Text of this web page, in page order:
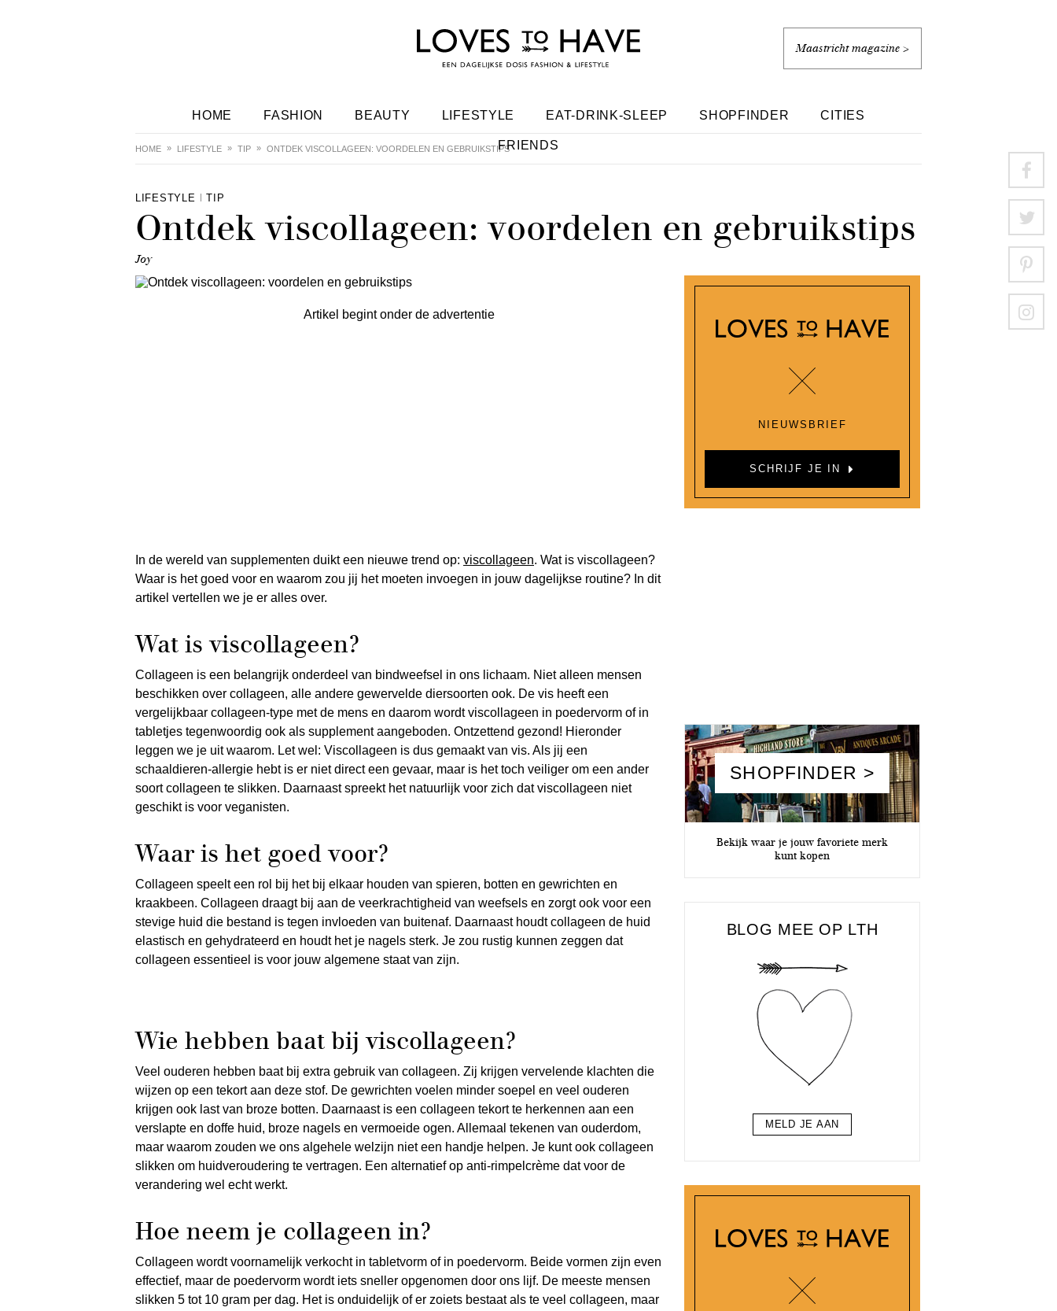
Maastricht magazine >
HOME FASHION BEAUTY LIFESTYLE EAT-DRINK-SLEEP SHOPFINDER CITIES
FRIENDS
HOME LIFESTYLE TIP ONTDEK VISCOLLAGEEN: VOORDELEN EN GEBRUIKSTIPS
LIFESTYLE TIP
Ontdek viscollageen: voordelen en gebruikstips
Joy
Artikel begint onder de advertentie
In de wereld van supplementen duikt een nieuwe trend op: viscollageen. Wat is viscollageen?
Waar is het goed voor en waarom zou jij het moeten invoegen in jouw dagelijkse routine? In dit
artikel vertellen we je er alles over.
Wat is viscollageen?
Collageen is een belangrijk onderdeel van bindweefsel in ons lichaam. Niet alleen mensen
beschikken over collageen, alle andere gewervelde diersoorten ook. De vis heeft een
vergelijkbaar collageen-type met de mens en daarom wordt viscollageen in poedervorm of in
tabletjes tegenwoordig ook als supplement aangeboden. Ontzettend gezond! Hieronder
leggen we je uit waarom. Let wel: Viscollageen is dus gemaakt van vis. Als jij een
schaaldieren-allergie hebt is er niet direct een gevaar, maar is het toch veiliger om een ander
soort collageen te slikken. Daarnaast spreekt het natuurlijk voor zich dat viscollageen niet
geschikt is voor veganisten.
Waar is het goed voor?
Collageen speelt een rol bij het bij elkaar houden van spieren, botten en gewrichten en
kraakbeen. Collageen draagt bij aan de veerkrachtigheid van weefsels en zorgt ook voor een
stevige huid die bestand is tegen invloeden van buitenaf. Daarnaast houdt collageen de huid
elastisch en gehydrateerd en houdt het je nagels sterk. Je zou rustig kunnen zeggen dat
collageen essentieel is voor jouw algemene staat van zijn.
Wie hebben baat bij viscollageen?
Veel ouderen hebben baat bij extra gebruik van collageen. Zij krijgen vervelende klachten die
wijzen op een tekort aan deze stof. De gewrichten voelen minder soepel en veel ouderen
krijgen ook last van broze botten. Daarnaast is een collageen tekort te herkennen aan een
verslapte en doffe huid, broze nagels en vermoeide ogen. Allemaal tekenen van ouderdom,
maar waarom zouden we ons algehele welzijn niet een handje helpen. Je kunt ook collageen
slikken om huidveroudering te vertragen. Een alternatief op anti-rimpelcrème dat voor de
verandering wel echt werkt.
Hoe neem je collageen in?
Collageen wordt voornamelijk verkocht in tabletvorm of in poedervorm. Beide vormen zijn even
effectief, maar de poedervorm wordt iets sneller opgenomen door ons lijf. De meeste mensen
slikken 5 tot 10 gram per dag. Het is onduidelijk of er zoiets bestaat als te veel collageen, maar
NIEUWSBRIEF
SCHRIJF JE IN
SHOPFINDER >
Bekijk waar je jouw favoriete merk
kunt kopen
BLOG MEE OP LTH
MELD JE AAN